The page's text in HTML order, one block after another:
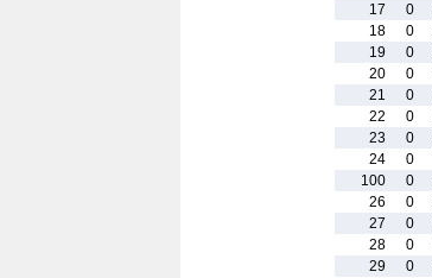
17
0
18
0
19
0
20
0
21
0
22
0
23
0
24
0
100
0
26
0
27
0
28
0
29
0